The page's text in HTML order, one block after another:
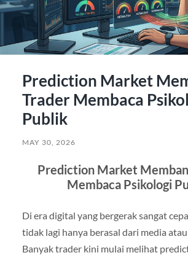
Prediction Market
Trader Membaca
Publik
MAY 30, 2026
Prediction Market
Membaca Psikologi
Di era digital yang bergerak sangat
tidak lagi hanya berasal dari media
Banyak trader kini mulai melihat